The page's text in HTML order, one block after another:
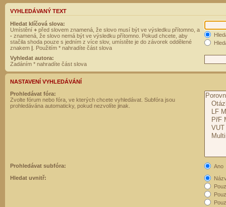
VYHLEDÁVANÝ TEXT
Hledat klíčová slova:
Umístění + před slovem znamená, že slovo musí být ve výsledku přítomno, a
- znamená, že slovo nemá být ve výsledku přítomno. Pokud chcete, aby
stačila shoda pouze s jedním z více slov, umístěte je do závorek oddělené
znakem | . Použitím * nahradíte část slova
Vyhledat autora:
Zadáním * nahradíte část slova
NASTAVENÍ VYHLEDÁVÁNÍ
Prohledávat fóra:
Zvolte fórum nebo fóra, ve kterých chcete vyhledávat. Subfóra jsou
prohledávána automaticky, pokud nezvolíte jinak.
Prohledávat subfóra:
Ano
Hledat uvnitř: